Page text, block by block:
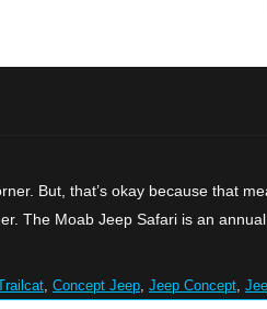
But, that’s okay because that
The Moab Jeep Safari is an annual
, Concept Jeep, Jeep Concept,